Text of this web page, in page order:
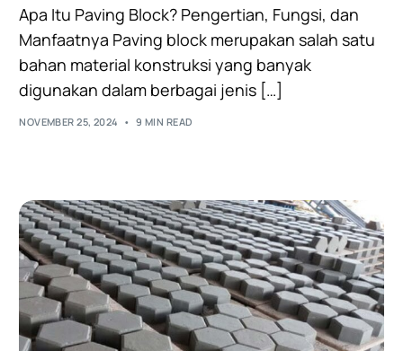
Apa Itu Paving Block? Pengertian, Fungsi, dan
Manfaatnya Paving block merupakan salah satu
bahan material konstruksi yang banyak
digunakan dalam berbagai jenis […]
NOVEMBER 25, 2024 9 MIN READ